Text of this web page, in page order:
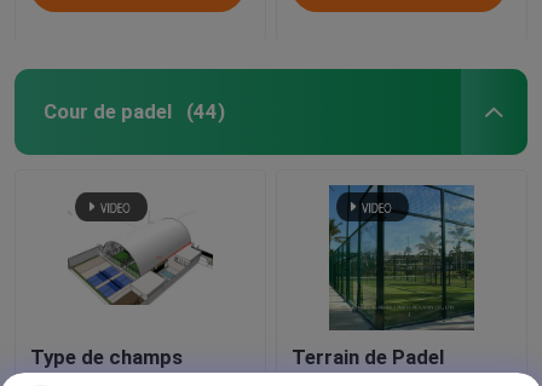
Cour de padel (44)
Type de champs
accessible de courts
Terrain de Padel
Complet